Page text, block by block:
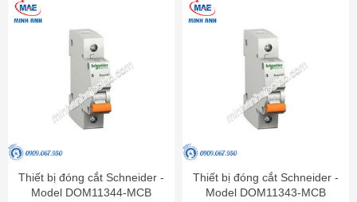
Thiết bị đóng cắt Schneider -
Model DOM11344-MCB
Thiết bị đóng cắt Schneider -
Model DOM11343-MCB